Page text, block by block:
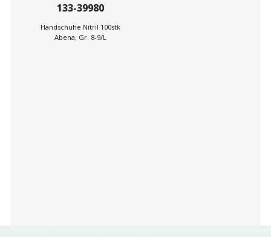
133-39980
Handschuhe Nitril 100stk
Abena, Gr. 8-9/L